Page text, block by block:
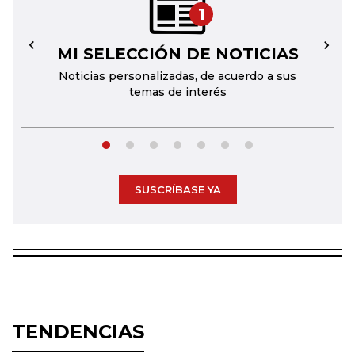
1
MI SELECCIÓN DE NOTICIAS
Noticias personalizadas, de acuerdo a sus
temas de interés
← →
SUSCRÍBASE YA
TENDENCIAS